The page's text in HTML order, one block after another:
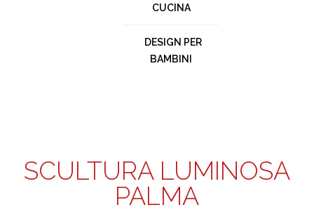
CUCINA
DESIGN PER
BAMBINI
SCULTURA LUMINOSA
PALMA